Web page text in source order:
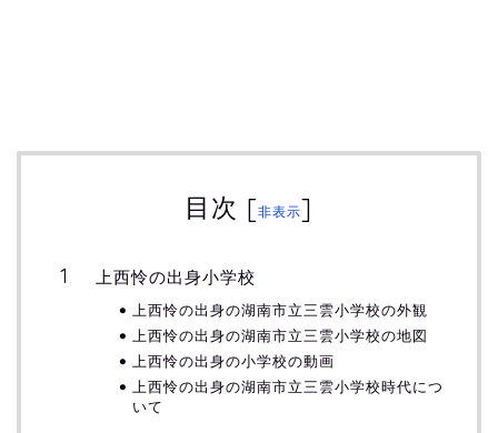
目次 [非表示]
上西怜の出身小学校
上西怜の出身の湖南市立三雲小学校の外観
上西怜の出身の湖南市立三雲小学校の地図
上西怜の出身の小学校の動画
上西怜の出身の湖南市立三雲小学校時代につ
いて